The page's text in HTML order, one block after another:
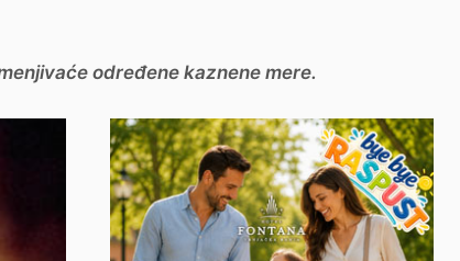
određene kaznene mere.